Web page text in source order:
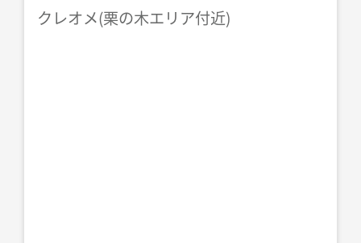
クレオメ(栗の木エリア付近)